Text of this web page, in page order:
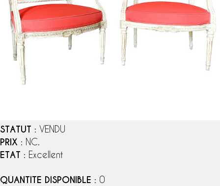
STATUT : VENDU
PRIX : NC.
ETAT : Excellent
QUANTITE DISPONIBLE : 0